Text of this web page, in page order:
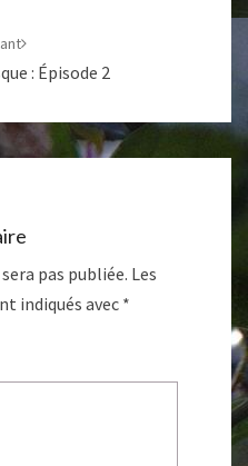
: Épisode 2
pas publiée. Les
indiqués avec *